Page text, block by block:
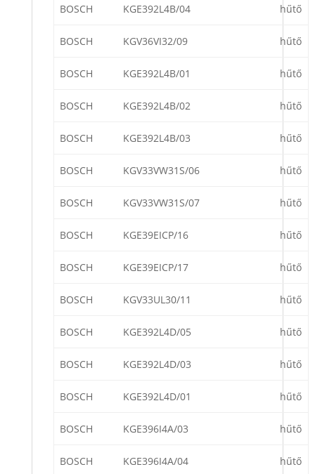
BOSCH KGE392L4B/04 hűtő
BOSCH KGV36VI32/09 hűtő
BOSCH KGE392L4B/01 hűtő
BOSCH KGE392L4B/02 hűtő
BOSCH KGE392L4B/03 hűtő
BOSCH KGV33VW31S/06 hűtő
BOSCH KGV33VW31S/07 hűtő
BOSCH KGE39EICP/16 hűtő
BOSCH KGE39EICP/17 hűtő
BOSCH KGV33UL30/11 hűtő
BOSCH KGE392L4D/05 hűtő
BOSCH KGE392L4D/03 hűtő
BOSCH KGE392L4D/01 hűtő
BOSCH KGE396I4A/03 hűtő
BOSCH KGE396I4A/04 hűtő